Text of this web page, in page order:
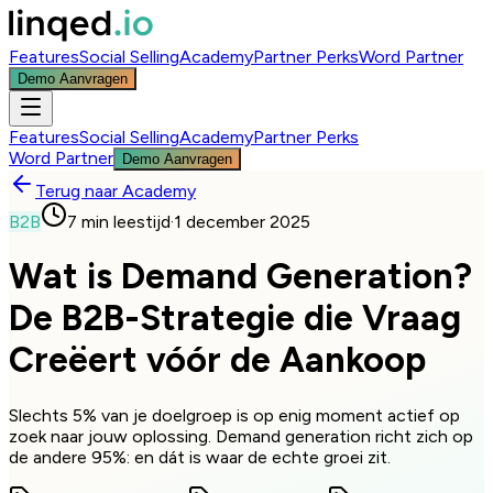
FeaturesSocial SellingAcademyPartner PerksWord Partner
Demo Aanvragen
FeaturesSocial SellingAcademyPartner Perks
Word Partner
Demo Aanvragen
Terug naar Academy
B2B
7 min leestijd·1 december 2025
Wat is Demand Generation?
De B2B-Strategie die Vraag
Creëert vóór de Aankoop
Slechts 5% van je doelgroep is op enig moment actief op
zoek naar jouw oplossing. Demand generation richt zich op
de andere 95%: en dát is waar de echte groei zit.